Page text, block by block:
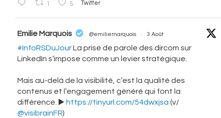
1 5 Twitter
Emilie Marquois @emiliemarquois · 3 Août
#InfoRSDuJourLa prise de parole des dircom sur
LinkedIn s’impose comme un levier stratégique.
Mais au-delà de la visibilité, c’est la qualité des
contenus et l’engagement généré qui font la
différence. ▶️ https://tinyurl.com/54dwxjsa (v/
@visibrainFR)